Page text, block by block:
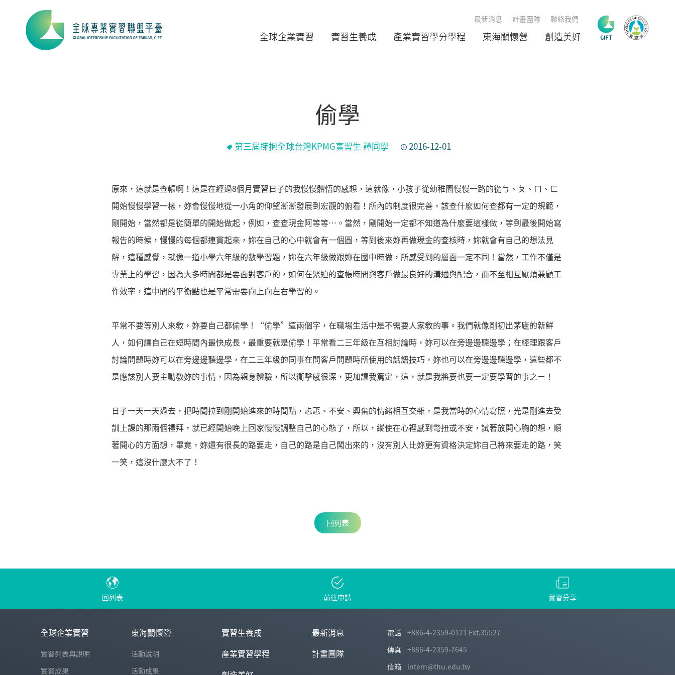
全球企業實習 實習生養成 產業實習學分學程 東海關懷營 創造美好
最新消息 計畫團隊 聯絡我們
偷學
第三屆擁抱全球台灣KPMG實習生 譚同學 2016-12-01
原來，這就是查帳啊！這是在經過8個月實習日子的我慢慢體悟的感想，這就像，小孩子從幼稚園慢慢一路的從ㄅ、ㄆ、ㄇ、ㄈ
開始慢慢學習一樣，妳會慢慢地從一小角的仰望漸漸發展到宏觀的俯看！所內的制度很完善，該查什麼如何查都有一定的規範，
剛開始，當然都是從簡單的開始做起，例如，查查現金阿等等…。當然，剛開始一定都不知道為什麼要這樣做，等到最後開始寫
報告的時候，慢慢的每個都連貫起來，妳在自己的心中就會有一個圓，等到後來妳再做現金的查核時，妳就會有自己的想法見
解，這種感覺，就像一道小學六年級的數學習題，妳在六年級做跟妳在國中時做，所感受到的層面一定不同！當然，工作不僅是
專業上的學習，因為大多時間都是要面對客戶的，如何在緊迫的查帳時間與客戶做最良好的溝通與配合，而不至相互厭煩兼顧工
作效率，這中間的平衡點也是平常需要向上向左右學習的。
平常不要等別人來敎，妳要自己都偷學！“偷學”這兩個字，在職場生活中是不需要人家敎的事。我們就像剛初出茅廬的新鮮
人，如何讓自己在短時間內最快成長，最重要就是偷學！平常看二三年級在互相討論時，妳可以在旁邊邊聽邊學；在經理跟客戶
討論問題時妳可以在旁邊邊聽邊學，在二三年級的同事在問客戶問題時所使用的話語技巧，妳也可以在旁邊邊聽邊學，這些都不
是應該別人要主動敎妳的事情，因為親身體驗，所以衝擊感很深，更加讓我篤定，這，就是我將要也要一定要學習的事之ㄧ！
日子一天一天過去，把時間拉到剛開始進來的時間點，忐忑、不安、興奮的情緒相互交雜，是我當時的心情寫照，光是剛進去受
訓上課的那兩個禮拜，就已經開始晚上回家慢慢調整自己的心態了，所以，縱使在心裡感到彆扭或不安，試著放開心胸的想，順
著開心的方面想，畢竟，妳還有很長的路要走，自己的路是自己闖出來的，沒有別人比妳更有資格決定妳自己將來要走的路，笑
一笑，這沒什麼大不了！
回列表
回列表 前往申請 實習分享
全球企業實習
實習列表與說明
實習成果
東海關懷營
活動說明
活動成果
實習生養成
產業實習學程
最新消息
計畫團隊
電話
+886-4-2359-0121 Ext.35527
傳真
+886-4-2359-7645
信箱
intern@thu.edu.tw